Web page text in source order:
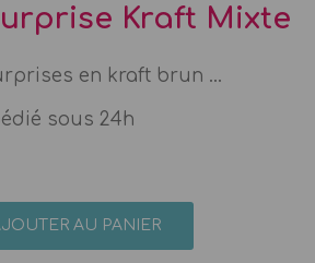
Kraft Mixte
en kraft brun ...
sous 24h
AU PANIER